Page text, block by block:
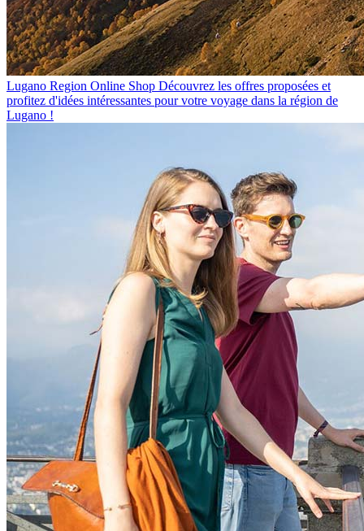
Lugano Region Online Shop Découvrez les offres proposées et
profitez d'idées intéressantes pour votre voyage dans la région de
Lugano !